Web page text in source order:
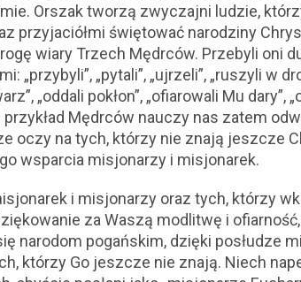
Orszak tworzą zwyczajni ludzie,
przyjaciółmi świętować narodziny
wiary Trzech Mędrców. Przebyli oni
„przybyli”, „pytali”, „ujrzeli”, „ruszyli w
„oddali pokłon”, „ofiarowali Mu
Mędrców nauczy nas zatem
oczy na tych, którzy nie znają jeszcze
wsparcia misjonarzy i misjonarek.
i misjonarzy oraz tych, którzy
za Waszą modlitwę i
narodom pogańskim, dzięki posłudze
którzy Go jeszcze nie znają. Niech